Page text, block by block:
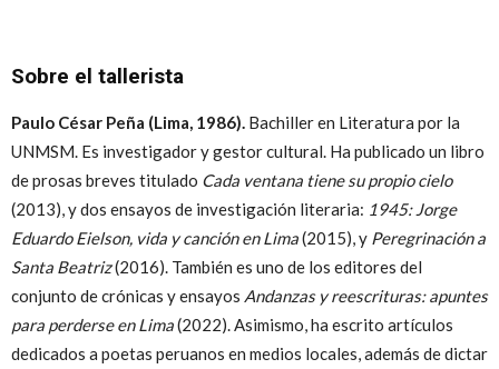
Sobre el tallerista
Paulo César Peña (Lima, 1986). Bachiller en Literatura por la
UNMSM. Es investigador y gestor cultural. Ha publicado un libro
de prosas breves titulado Cada ventana tiene su propio cielo
(2013), y dos ensayos de investigación literaria: 1945: Jorge
Eduardo Eielson, vida y canción en Lima(2015), y Peregrinación a
Santa Beatriz(2016). También es uno de los editores del
conjunto de crónicas y ensayos Andanzas y reescrituras: apuntes
para perderse en Lima(2022). Asimismo, ha escrito artículos
dedicados a poetas peruanos en medios locales, además de dictar